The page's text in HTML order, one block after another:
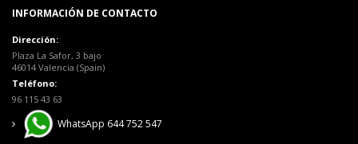
INFORMACIÓN DE CONTACTO
Dirección:
Plaza La Safor, 3 bajo
46014 Valencia (Spain)
Teléfono:
96 115 43 63
WhatsApp 644 752 547